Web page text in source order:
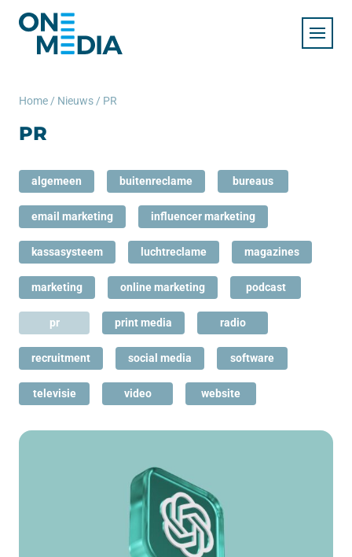
Home / Nieuws / PR
PR
algemeen buitenreclame bureaus
email marketing influencer marketing
kassasysteem luchtreclame magazines
marketing online marketing podcast
pr print media radio
recruitment social media software
televisie video website